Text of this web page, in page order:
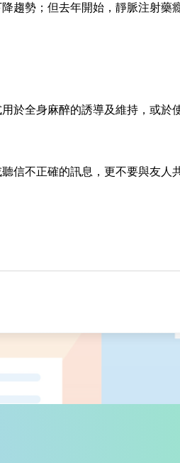
趨勢；但去年開始，靜脈注射藥
於全身麻醉的誘導及維持，或於
信不正確的訊息，更不要與友人